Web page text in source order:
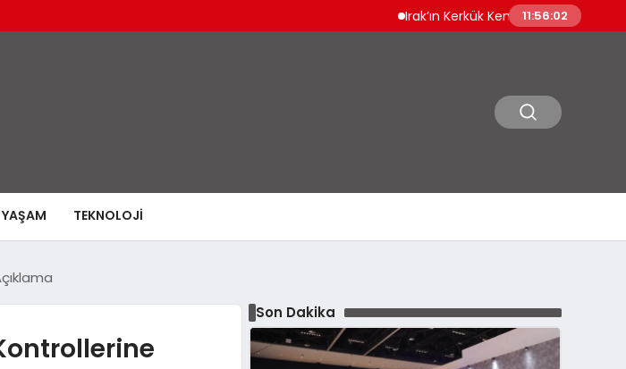
Irak’ın Kerkük Kentinde 12 Bin Ruhsatsız
11:56:03
YAŞAM TEKNOLOJI
Son Dakika